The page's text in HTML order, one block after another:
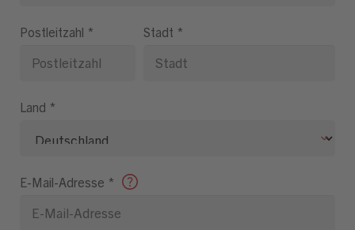
Postleitzahl * Stadt *
Land *
E-Mail-Adresse *